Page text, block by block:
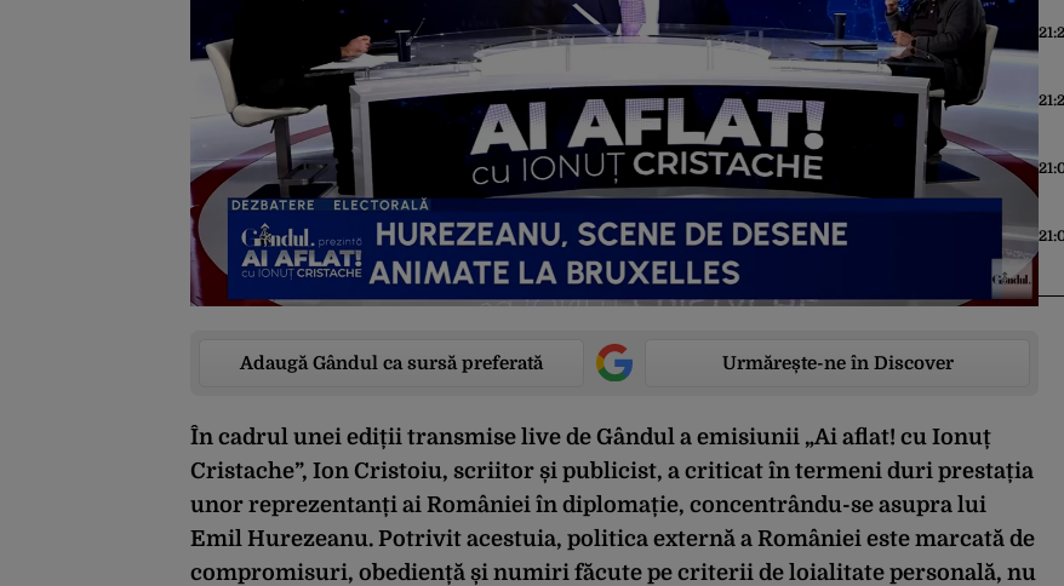
Adaugă Gândul ca sursă preferată Urmărește-ne în Discover
În cadrul unei ediții transmise live de Gândul a emisiunii „Ai aflat! cu Ionuț
Cristache”, Ion Cristoiu, scriitor și publicist, a criticat în termeni duri prestația
unor reprezentanți ai României în diplomație, concentrându-se asupra lui
Emil Hurezeanu. Potrivit acestuia, politica externă a României este marcată de
compromisuri, obediență și numiri făcute pe criterii de loialitate personală, nu